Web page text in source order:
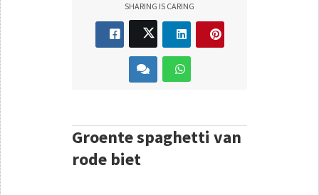
SHARING IS CARING
Groente spaghetti van
rode biet